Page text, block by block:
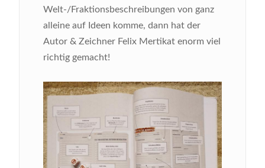
Welt-/Fraktionsbeschreibungen von ganz
alleine auf Ideen komme, dann hat der
Autor & Zeichner Felix Mertikat enorm viel
richtig gemacht!
Bild